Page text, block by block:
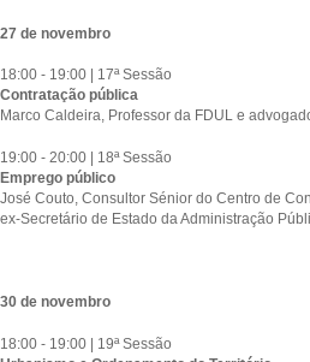
27 de novembro
18:00 - 19:00 | 17ª Sessão
Contratação pública
Marco Caldeira, Professor da FDUL e
19:00 - 20:00 | 18ª Sessão
Emprego público
José Couto, Consultor Sénior do Centro de
ex-Secretário de Estado da Administração
30 de novembro
18:00 - 19:00 | 19ª Sessão